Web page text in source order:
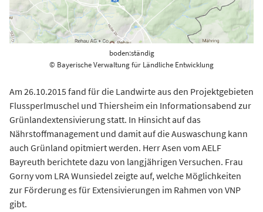
boden:ständig
© Bayerische Verwaltung für Ländliche Entwicklung
Am 26.10.2015 fand für die Landwirte aus den Projektgebieten
Flussperlmuschel und Thiersheim ein Informationsabend zur
Grünlandextensivierung statt. In Hinsicht auf das
Nährstoffmanagement und damit auf die Auswaschung kann
auch Grünland opitmiert werden. Herr Asen vom AELF
Bayreuth berichtete dazu von langjährigen Versuchen. Frau
Gorny vom LRA Wunsiedel zeigte auf, welche Möglichkeiten
zur Förderung es für Extensivierungen im Rahmen von VNP
gibt.